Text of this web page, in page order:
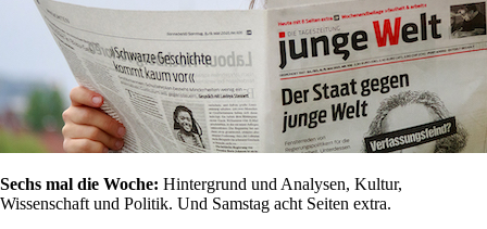
Sechs mal die Woche: Hintergrund und Analysen, Kultur,
Wissenschaft und Politik. Und Samstag acht Seiten extra.